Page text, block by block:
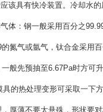
该具有快冷装置。冷却水
体：钢一般采用百分之
氮气或氩气，钛合金采用
般先预抽至6.67Pa时方可升
热处理变形可采取一下方
厚薄不要太悬殊，形状要